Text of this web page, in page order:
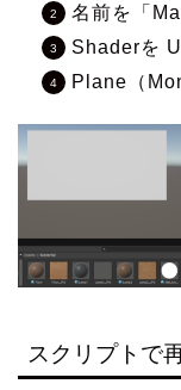
名前を「
Shaderを
Plane（
スクリプトで